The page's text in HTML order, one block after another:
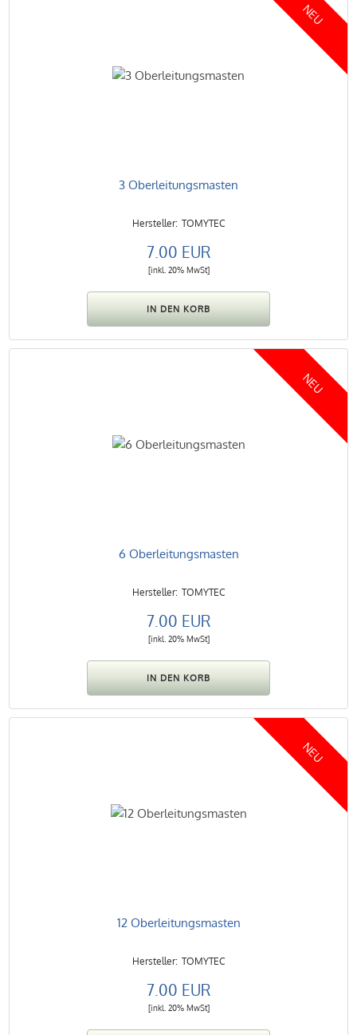
NEU
3 Oberleitungsmasten
TOMYTEC
7.00 EUR
[inkl. 20% MwSt]
NEU
6 Oberleitungsmasten
TOMYTEC
7.00 EUR
[inkl. 20% MwSt]
NEU
12 Oberleitungsmasten
TOMYTEC
7.00 EUR
[inkl. 20% MwSt]